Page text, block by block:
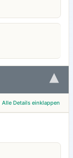
▾
Alle Details einklappen